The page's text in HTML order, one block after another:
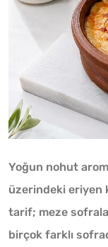
Yoğun nohut
üzerindeki eriyen
tarif; meze
birçok farklı